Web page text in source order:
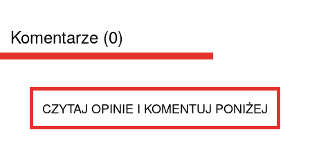
Komentarze (0)
CZYTAJ OPINIE I KOMENTUJ PONIŻEJ